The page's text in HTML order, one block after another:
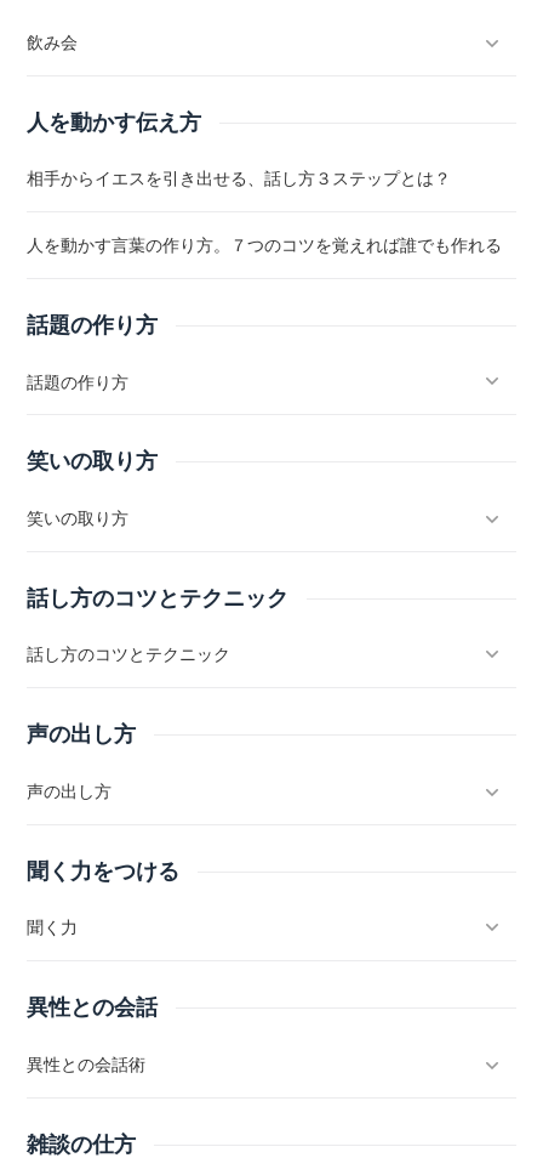
飲み会
人を動かす伝え方
相手からイエスを引き出せる、話し方３ステップとは？
人を動かす言葉の作り方。７つのコツを覚えれば誰でも作れる
話題の作り方
話題の作り方
笑いの取り方
笑いの取り方
話し方のコツとテクニック
話し方のコツとテクニック
声の出し方
声の出し方
聞く力をつける
聞く力
異性との会話
異性との会話術
雑談の仕方